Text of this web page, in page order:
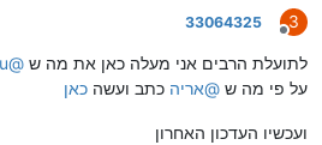
3
מנותק
33064325
לתועלת הרבים אני מעלה כאן את מה ש @
על פי מה ש @אריה כתב ועשה כאן
ועכשיו העדכון האחרון